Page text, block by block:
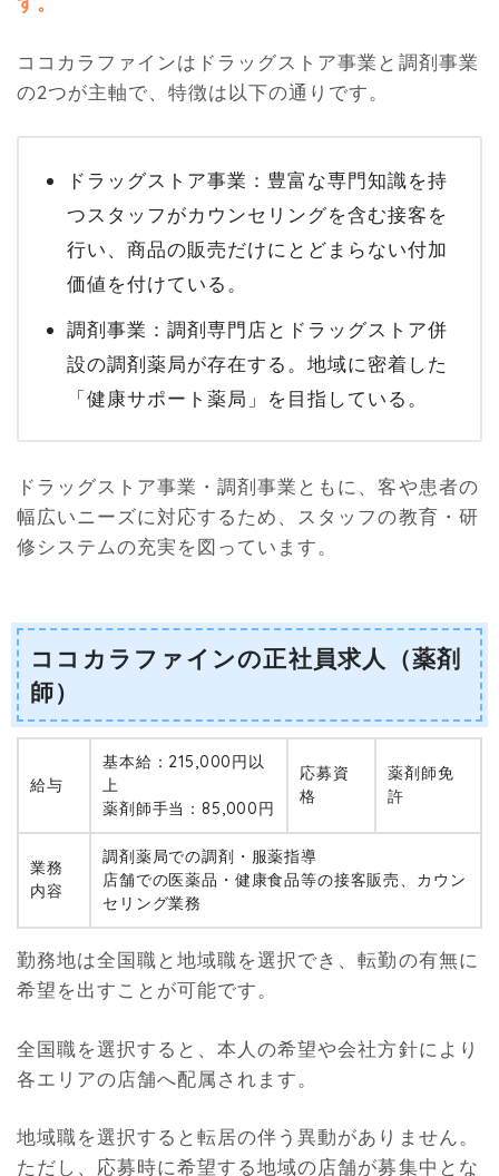
ココカラファインはドラッグストア事業と調剤事業
の2つが主軸で、特徴は以下の通りです。
ドラッグストア事業：豊富な専門知識を持
つスタッフがカウンセリングを含む接客を
行い、商品の販売だけにとどまらない付加
価値を付けている。
調剤事業：調剤専門店とドラッグストア併
設の調剤薬局が存在する。地域に密着した
「健康サポート薬局」を目指している。
ドラッグストア事業・調剤事業ともに、客や患者の
幅広いニーズに対応するため、スタッフの教育・研
修システムの充実を図っています。
ココカラファインの正社員求人（薬剤
師）
給与
基本給：215,000円以
上
薬剤師手当：85,000円
応募資
格
薬剤師免
許
業務
内容
調剤薬局での調剤・服薬指導
店舗での医薬品・健康食品等の接客販売、カウン
セリング業務
勤務地は全国職と地域職を選択でき、転勤の有無に
希望を出すことが可能です。
全国職を選択すると、本人の希望や会社方針により
各エリアの店舗へ配属されます。
地域職を選択すると転居の伴う異動がありません。
ただし、応募時に希望する地域の店舗が募集中とな